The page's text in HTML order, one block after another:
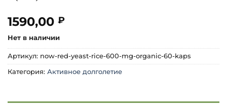
1590,00 ₽
Нет в наличии
Артикул: now-red-yeast-rice-600-mg-organic-60-kaps
Категория: Активное долголетие